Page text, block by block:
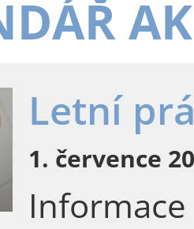
Letní
1. července